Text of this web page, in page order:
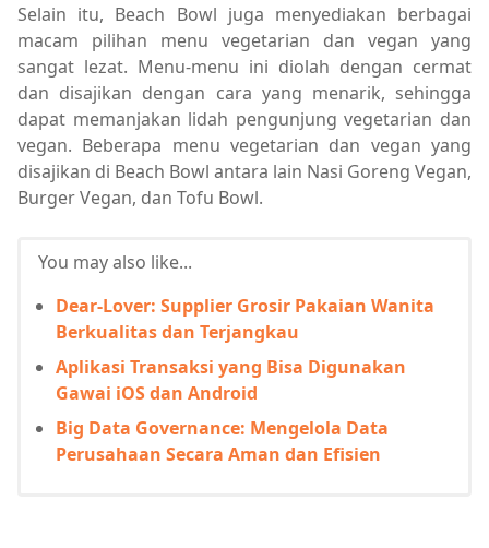
Selain itu, Beach Bowl juga menyediakan berbagai
macam pilihan menu vegetarian dan vegan yang
sangat lezat. Menu-menu ini diolah dengan cermat
dan disajikan dengan cara yang menarik, sehingga
dapat memanjakan lidah pengunjung vegetarian dan
vegan. Beberapa menu vegetarian dan vegan yang
disajikan di Beach Bowl antara lain Nasi Goreng Vegan,
Burger Vegan, dan Tofu Bowl.
You may also like...
Dear-Lover: Supplier Grosir Pakaian Wanita
Berkualitas dan Terjangkau
Aplikasi Transaksi yang Bisa Digunakan
Gawai iOS dan Android
Big Data Governance: Mengelola Data
Perusahaan Secara Aman dan Efisien